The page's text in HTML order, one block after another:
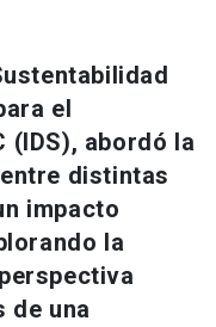
el
(IDS), abordó la
distintas
impacto
la
de una